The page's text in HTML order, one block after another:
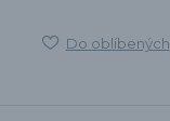
Do oblíbených